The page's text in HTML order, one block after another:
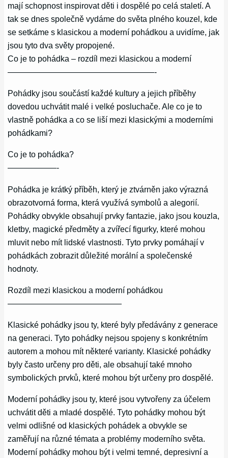
mají schopnost inspirovat děti i dospělé po celá staletí. A
tak se dnes společně vydáme do světa plného kouzel, kde
se setkáme s klasickou a moderní pohádkou a uvidíme, jak
jsou tyto dva světy propojené.
Co je to pohádka – rozdíl mezi klasickou a moderní
——————————————————-
Pohádky jsou součástí každé kultury a jejich příběhy
dovedou uchvátit malé i velké posluchače. Ale co je to
vlastně pohádka a co se liší mezi klasickými a moderními
pohádkami?
Co je to pohádka?
——————-
Pohádka je krátký příběh, který je ztvárněn jako výrazná
obrazotvorná forma, která využívá symbolů a alegorií.
Pohádky obvykle obsahují prvky fantazie, jako jsou kouzla,
kletby, magické předměty a zvířecí figurky, které mohou
mluvit nebo mít lidské vlastnosti. Tyto prvky pomáhají v
pohádkách zobrazit důležité morální a společenské
hodnoty.
Rozdíl mezi klasickou a moderní pohádkou
——————————————
Klasické pohádky jsou ty, které byly předávány z generace
na generaci. Tyto pohádky nejsou spojeny s konkrétním
autorem a mohou mít některé varianty. Klasické pohádky
byly často určeny pro děti, ale obsahují také mnoho
symbolických prvků, které mohou být určeny pro dospělé.
Moderní pohádky jsou ty, které jsou vytvořeny za účelem
uchvátit děti a mladé dospělé. Tyto pohádky mohou být
velmi odlišné od klasických pohádek a obvykle se
zaměřují na různé témata a problémy moderního světa.
Moderní pohádky mohou být i velmi temné, depresivní a